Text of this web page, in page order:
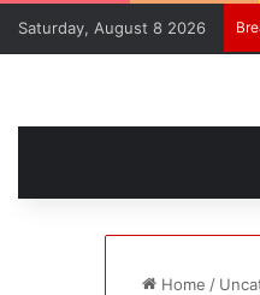
Saturday, August 8 2026
Home /